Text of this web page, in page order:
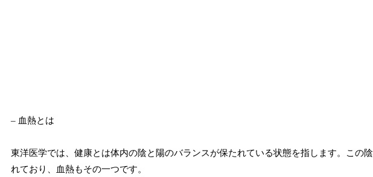
– 血熱とは
東洋医学では、健康とは体内の陰と陽のバランスが保たれている状態を指します。この
れており、血熱もその一つです。